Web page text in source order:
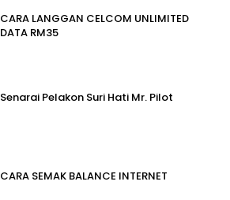
CARA LANGGAN CELCOM UNLIMITED
DATA RM35
Senarai Pelakon Suri Hati Mr. Pilot
CARA SEMAK BALANCE INTERNET